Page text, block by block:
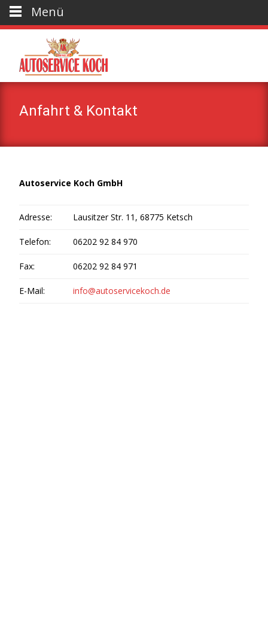
Anfahrt & Kontakt
Autoservice Koch GmbH
Adresse: Lausitzer Str. 11, 68775 Ketsch
Telefon: 06202 92 84 970
Fax: 06202 92 84 971
E-Mail: info@autoservicekoch.de
Menü